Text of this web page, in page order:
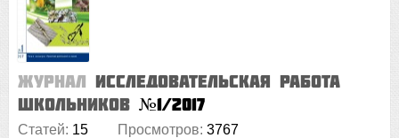
Журнал Исследовательская работа
школьников №1/2017
Статей: 15 Просмотров: 3767